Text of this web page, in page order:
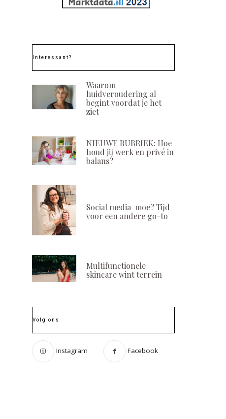
Interessant?
Waarom
huidveroudering al
begint voordat je het
ziet
NIEUWE RUBRIEK: Hoe
houd jij werk en privé in
balans?
Social media-moe? Tijd
voor een andere go-to
Multifunctionele
skincare wint terrein
Volg ons
Instagram Facebook